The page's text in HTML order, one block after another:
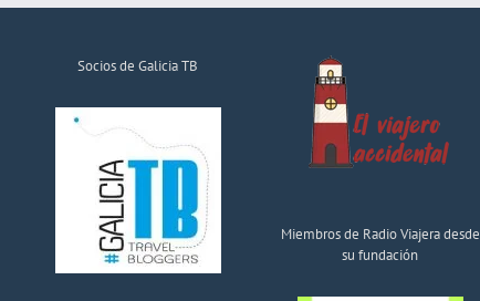
Socios de Galicia TB
Miembros de Radio Viajera desde
su fundación